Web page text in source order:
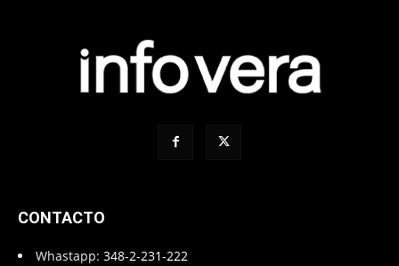
CONTACTO
Whastapp: 348-2-231-222